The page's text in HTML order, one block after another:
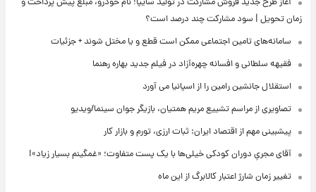
زمان تحویل | سود مشارکت چند درصد است؟
سامانه‌های تامین اجتماعی ممکن است قطع و یا مختل شوند + جزئیات
فقیهه سلطانی و افسانه چهره‌آزاد در فیلم جدید بهاره رهنما
استقلال جانشین رامین را از اسپانیا می آورد
تصاویری از مراسم تشییع مریم همتیان، بازیگر جوان سینما/ویدیو
پیشبینی مهم از اقتصاد ایران: ثبات ارزی، تورم و بازار کار
آقای مجریِ دوران کودکی خیلی‌ها با یک پست متفاوت؛ «غمگینم بسیار زیاد»!
تغییر زمان شارژ اعتبار کالابرگ از این ماه